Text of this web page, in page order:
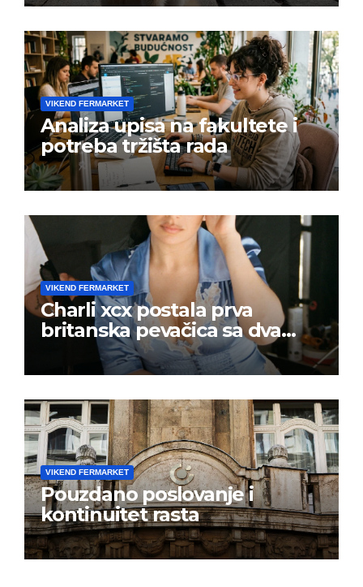
VIKEND FERMARKET
Analiza upisa na fakultete i
potreba tržišta rada
VIKEND FERMARKET
Charli xcx postala prva
britanska pevačica sa dva
albuma na prvom mestu u
istoj kalendarskoj godini
VIKEND FERMARKET
Pouzdano poslovanje i
kontinuitet rasta